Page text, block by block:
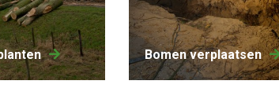
bomen verplaatsen